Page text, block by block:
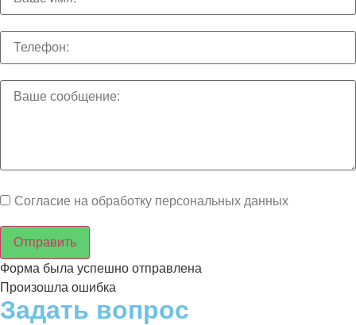
Согласие на обработку персональных данных
Отправить
Форма была успешно отправлена
Произошла ошибка
Задать вопрос